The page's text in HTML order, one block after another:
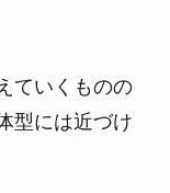
ていくものの
型には近づけ